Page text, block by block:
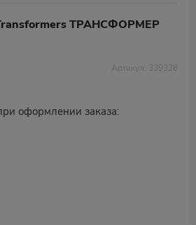
ТРАНСФОРМЕР
Артикул: 339328
оформлении заказа: